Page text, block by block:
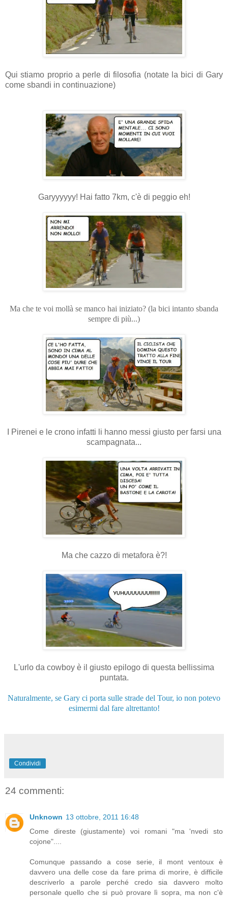
Qui stiamo proprio a perle di filosofia (notate la bici di Gary
come sbandi in continuazione)
Garyyyyyy! Hai fatto 7km, c'è di peggio eh!
Ma che te voi mollà se manco hai iniziato? (la bici intanto sbanda
sempre di più...)
I Pirenei e le crono infatti li hanno messi giusto per farsi una
scampagnata...
Ma che cazzo di metafora è?!
L'urlo da cowboy è il giusto epilogo di questa bellissima
puntata.
Naturalmente, se Gary ci porta sulle strade del Tour, io non potevo
esimermi dal fare altrettanto!
Condividi
24 commenti:
Unknown 13 ottobre, 2011 16:48
Come direste (giustamente) voi romani "ma 'nvedi sto
cojone"....
Comunque passando a cose serie, il mont ventoux è
davvero una delle cose da fare prima di morire, è difficile
descriverlo a parole perché credo sia davvero molto
personale quello che si può provare lì sopra, ma non c'è